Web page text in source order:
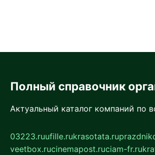
Полный справочник
Актуальный каталог компаний по
03223.ruufille.rukrasotata.ru
veetbox.rucinemapost.ruciam-fr.ru